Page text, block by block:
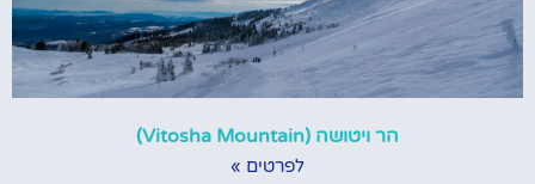
הר ויטושה (Vitosha Mountain)
לפרטים »